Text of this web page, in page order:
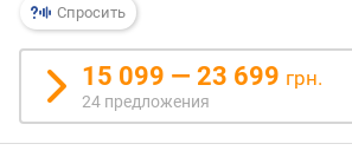
³
/
ч
)
п
Спросить
15 099 — 23 699 грн.
24 предложения